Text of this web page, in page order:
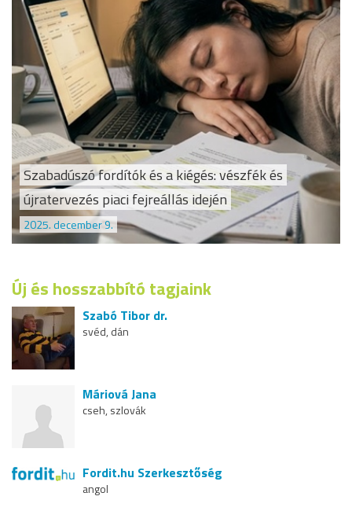
Szabadúszó fordítók és a kiégés: vészfék és
újratervezés piaci fejreállás idején
2025. december 9.
Új és hosszabbító tagjaink
Szabó Tibor dr.
svéd, dán
Máriová Jana
cseh, szlovák
Fordit.hu Szerkesztőség
angol